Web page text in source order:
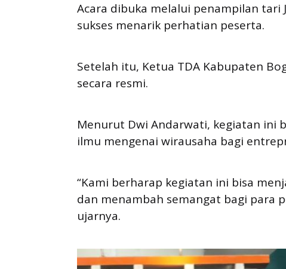
Acara dibuka melalui penampilan tari
sukses menarik perhatian peserta.
Setelah itu, Ketua TDA Kabupaten
secara resmi.
Menurut Dwi Andarwati, kegiatan ini
ilmu mengenai wirausaha bagi
“Kami berharap kegiatan ini bisa
dan menambah semangat bagi para
ujarnya.